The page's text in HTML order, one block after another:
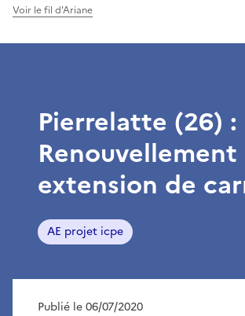
Voir le fil d'Ariane
Pierrelatte (26) :
extension de
AE projet icpe
Publié le 06/07/2020